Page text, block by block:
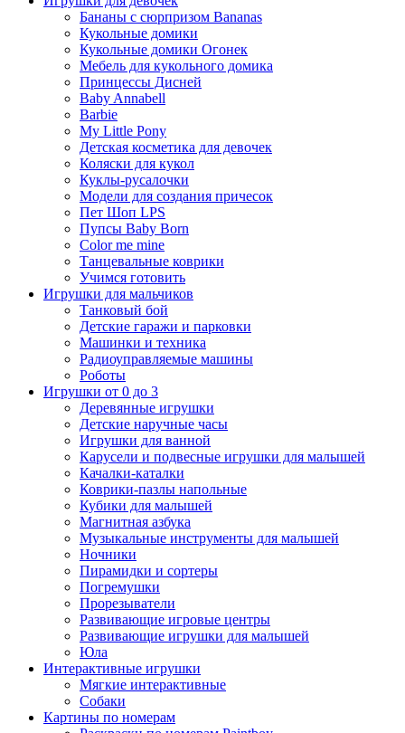
Бананы с сюрпризом Bananas
Кукольные домики
Кукольные домики Огонек
Мебель для кукольного домика
Принцессы Дисней
Baby Annabell
Barbie
My Little Pony
Детская косметика для девочек
Коляски для кукол
Куклы-русалочки
Модели для создания причесок
Пет Шоп LPS
Пупсы Baby Born
Сolor me mine
Танцевальные коврики
Учимся готовить
Игрушки для мальчиков
Танковый бой
Детские гаражи и парковки
Машинки и техника
Радиоуправляемые машины
Роботы
Игрушки от 0 до 3
Деревянные игрушки
Детские наручные часы
Игрушки для ванной
Карусели и подвесные игрушки для малышей
Качалки-каталки
Коврики-пазлы напольные
Кубики для малышей
Магнитная азбука
Музыкальные инструменты для малышей
Ночники
Пирамидки и сортеры
Погремушки
Прорезыватели
Развивающие игровые центры
Развивающие игрушки для малышей
Юла
Интерактивные игрушки
Мягкие интерактивные
Собаки
Картины по номерам